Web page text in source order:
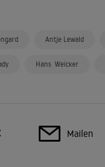
Antje Lewald
Hans Weicker
Mailen